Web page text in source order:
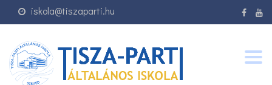
iskola@tiszaparti.hu